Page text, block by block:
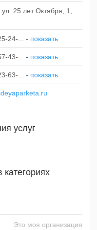
25 лет Октября, 1,
24-... - показать
43-... - показать
63-... - показать
услуг
Это моя организация